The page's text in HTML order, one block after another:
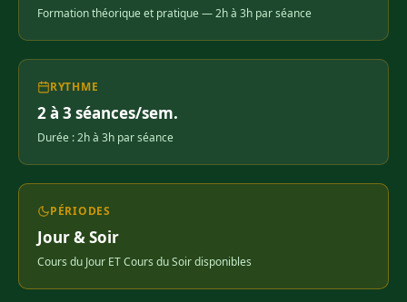
Formation théorique et pratique — 2h à 3h par séance
RYTHME
2 à 3 séances/sem.
Durée : 2h à 3h par séance
PÉRIODES
Jour & Soir
Cours du Jour ET Cours du Soir disponibles